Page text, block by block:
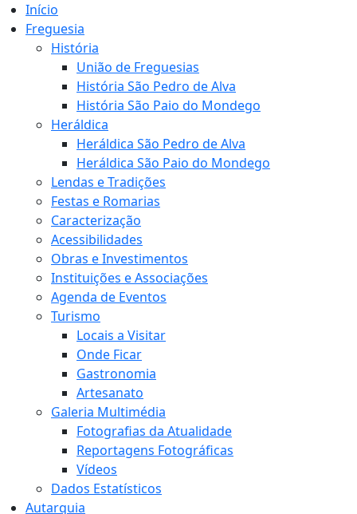
Início
Freguesia
História
União de Freguesias
História São Pedro de Alva
História São Paio do Mondego
Heráldica
Heráldica São Pedro de Alva
Heráldica São Paio do Mondego
Lendas e Tradições
Festas e Romarias
Caracterização
Acessibilidades
Obras e Investimentos
Instituições e Associações
Agenda de Eventos
Turismo
Locais a Visitar
Onde Ficar
Gastronomia
Artesanato
Galeria Multimédia
Fotografias da Atualidade
Reportagens Fotográficas
Vídeos
Dados Estatísticos
Autarquia